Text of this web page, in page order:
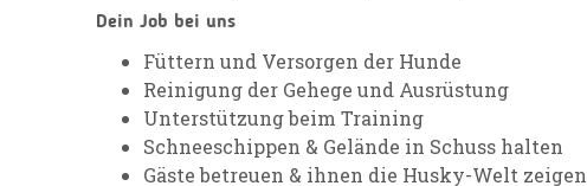
Dein Job bei uns
Füttern und Versorgen der Hunde
Reinigung der Gehege und Ausrüstung
Unterstützung beim Training
Schneeschippen & Gelände in Schuss halten
Gäste betreuen & ihnen die Husky-Welt zeigen